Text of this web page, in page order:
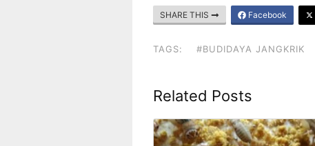
SHARE THIS Facebook
TAGS: #BUDIDAYA JANGKRIK
Related Posts